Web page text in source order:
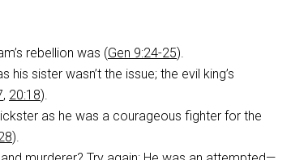
rebellion was (Gen 9:24-25).
his sister wasn’t the issue; the evil king’s
, 20:18).
as he was a courageous fighter for the
).